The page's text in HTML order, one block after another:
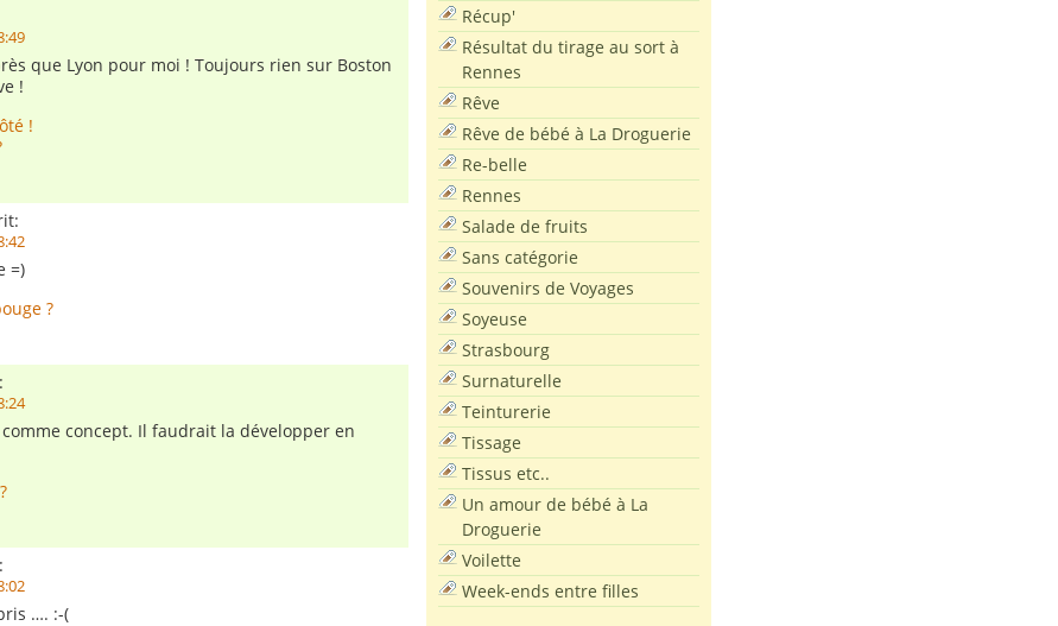
que Lyon pour moi ! Toujours rien sur Boston
!
!
=)
?
concept. Il faudrait la développer en
…. :-(
Récup'
Résultat du tirage au sort à
Rennes
Rêve
Rêve de bébé à La Droguerie
Re-belle
Rennes
Salade de fruits
Sans catégorie
Souvenirs de Voyages
Soyeuse
Strasbourg
Surnaturelle
Teinturerie
Tissage
Tissus etc..
Un amour de bébé à La
Droguerie
Voilette
Week-ends entre filles